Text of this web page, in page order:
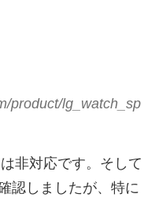
product/lg_watch_sp
非対応です。そして
認しましたが、特に